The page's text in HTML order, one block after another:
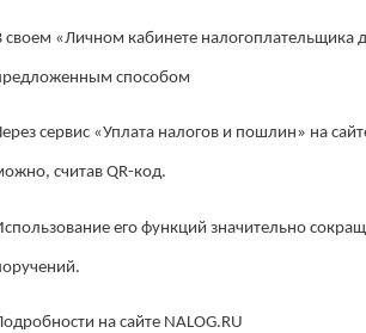
своем «Личном кабинете налогоплательщика
способом
сервис «Уплата налогов и пошлин» на
считав QR-код.
его функций значительно
на сайте NALOG.RU